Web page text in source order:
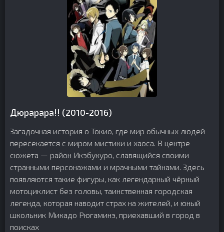
Дюрарара!! (2010-2016)
Загадочная история о Токио, где мир обычных людей
пересекается с миром мистики и хаоса. В центре
сюжета — район Икэбукуро, славящийся своими
странными персонажами и мрачными тайнами. Здесь
появляются такие фигуры, как легендарный чёрный
мотоциклист без головы, таинственная городская
легенда, которая наводит страх на жителей, и юный
школьник Микадо Рюгаминэ, приехавший в город в
поисках